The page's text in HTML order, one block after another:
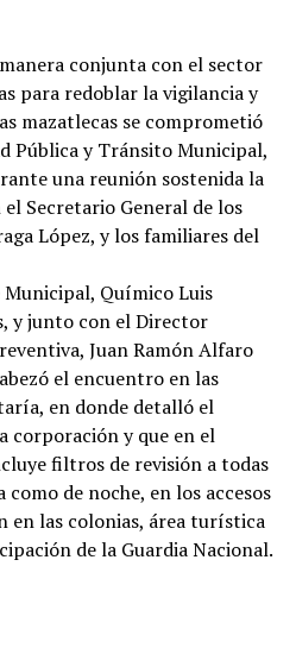
conjunta con el sector
para redoblar la vigilancia y
mazatlecas se comprometió
Pública y Tránsito Municipal,
una reunión sostenida la
Secretario General de los
López, y los familiares del
Químico Luis
y junto con el Director
Juan Ramón Alfaro
el encuentro en las
en donde detalló el
corporación y que en el
filtros de revisión a todas
de noche, en los accesos
en las colonias, área turística
de la Guardia Nacional.